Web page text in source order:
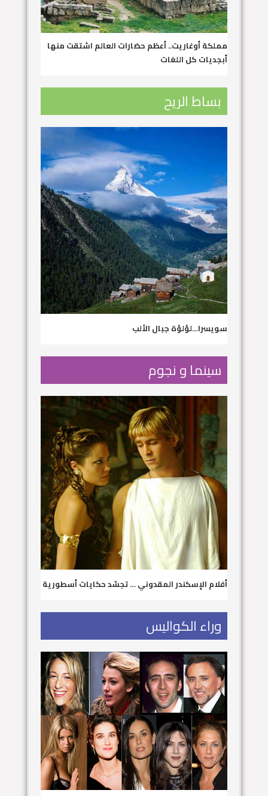
مملكة أوغاريت.. أعظم حضارات العالم اشتقت منها
أبجديات كل اللغات
بساط الريح
سويسرا…لؤلؤة جبال الألب
سينما و نجوم
أفلام الإسكندر المقدوني … تجسّد حكايات أسطورية
وراء الكواليس